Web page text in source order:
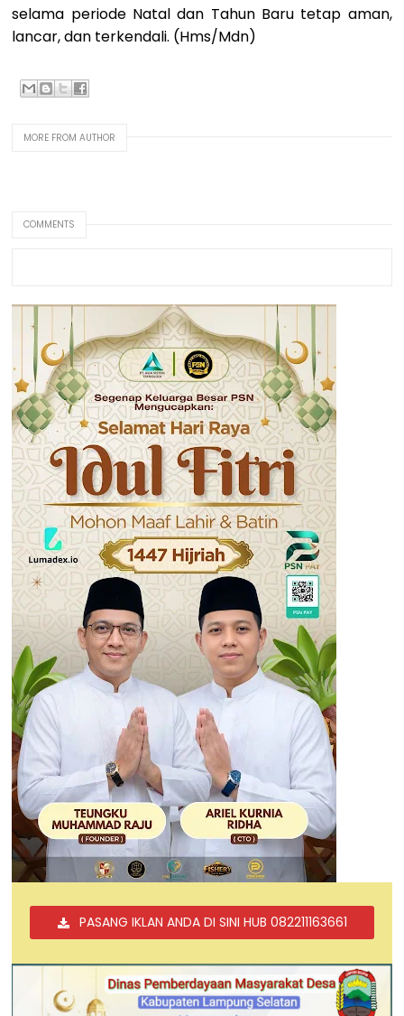
selama periode Natal dan Tahun Baru tetap aman,
lancar, dan terkendali. (Hms/Mdn)
MORE FROM AUTHOR
COMMENTS
PASANG IKLAN ANDA DI SINI HUB 082211163661